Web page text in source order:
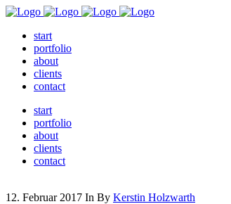
start
portfolio
about
clients
contact
start
portfolio
about
clients
contact
12. Februar 2017 In By Kerstin Holzwarth